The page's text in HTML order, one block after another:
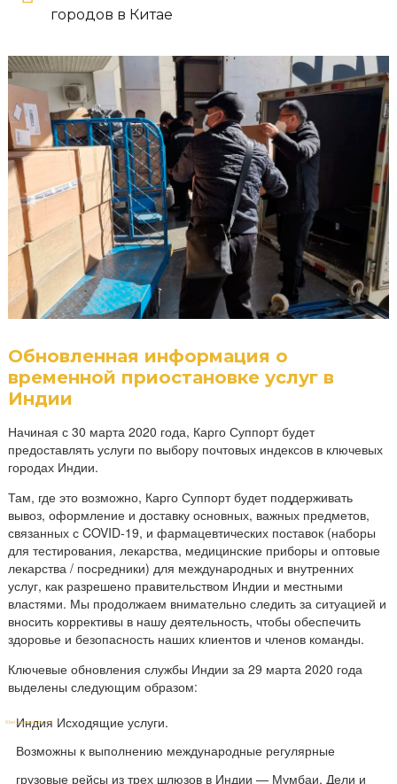
городов в Китае
Обновленная информация о
временной приостановке услуг в
Индии
Начиная с 30 марта 2020 года, Карго Суппорт будет
предоставлять услуги по выбору почтовых индексов в ключевых
городах Индии.
Там, где это возможно, Карго Суппорт будет поддерживать
вывоз, оформление и доставку основных, важных предметов,
связанных с COVID-19, и фармацевтических поставок (наборы
для тестирования, лекарства, медицинские приборы и оптовые
лекарства / посредники) для международных и внутренних
услуг, как разрешено правительством Индии и местными
властями. Мы продолжаем внимательно следить за ситуацией и
вносить коррективы в нашу деятельность, чтобы обеспечить
здоровье и безопасность наших клиентов и членов команды.
Ключевые обновления службы Индии за 29 марта 2020 года
выделены следующим образом:
Индия Исходящие услуги.
Возможны к выполнению международные регулярные
грузовые рейсы из трех шлюзов в Индии — Мумбаи, Дели и